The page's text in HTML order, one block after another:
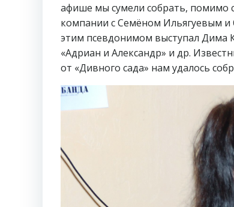
афише мы сумели собрать, помимо
компании с Семёном Ильягуевым и
этим псевдонимом выступал Дима
«Адриан и Александр» и др.
от «Дивного сада» нам удалось